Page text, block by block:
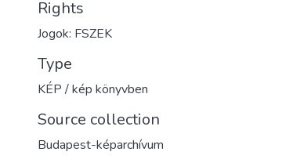
Rights
Jogok: FSZEK
Type
KÉP / kép könyvben
Source collection
Budapest-képarchívum